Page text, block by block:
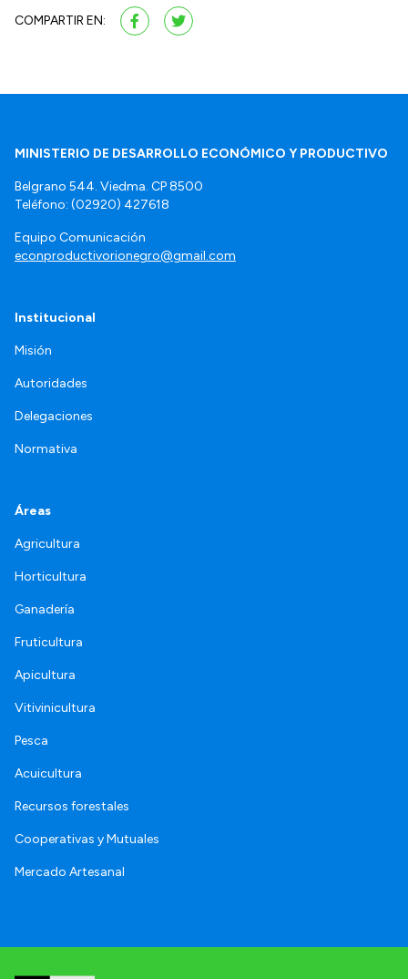
COMPARTIR EN:
MINISTERIO DE DESARROLLO ECONÓMICO Y PRODUCTIVO
Belgrano 544. Viedma. CP 8500
Teléfono: (02920) 427618
Equipo Comunicación
econproductivorionegro@gmail.com
Institucional
Misión
Autoridades
Delegaciones
Normativa
Áreas
Agricultura
Horticultura
Ganadería
Fruticultura
Apicultura
Vitivinicultura
Pesca
Acuicultura
Recursos forestales
Cooperativas y Mutuales
Mercado Artesanal